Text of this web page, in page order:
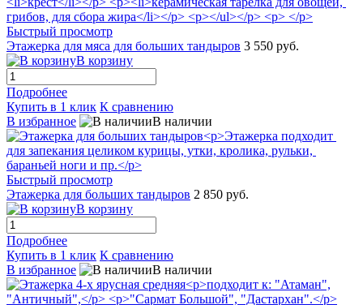
Быстрый просмотр
Этажерка для мяса для больших тандыров 3 550 руб.
В корзину
Подробнее
Купить в 1 клик К сравнению
В избранное
В наличии
Быстрый просмотр
Этажерка для больших тандыров 2 850 руб.
В корзину
Подробнее
Купить в 1 клик К сравнению
В избранное
В наличии